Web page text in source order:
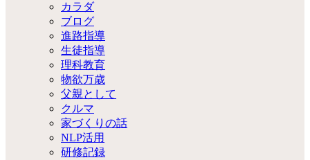
カラダ
ブログ
進路指導
生徒指導
理科教育
物欲万歳
父親として
クルマ
家づくりの話
NLP活用
研修記録